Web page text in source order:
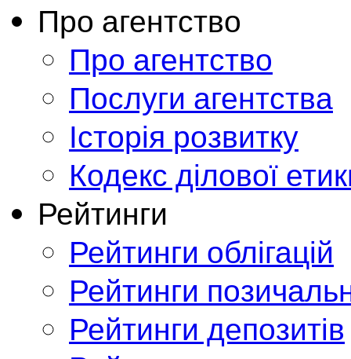
Про агентство
Про агентство
Послуги агентства
Історія розвитку
Кодекс ділової
Рейтинги
Рейтинги облігацій
Рейтинги
Рейтинги депозитів